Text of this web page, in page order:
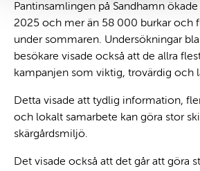
Pantinsamlingen på Sandhamn
2025 och mer än 58 000 burkar och
under sommaren. Undersökningar
besökare visade också att de allra
kampanjen som viktig, trovärdig och
Detta visade att tydlig information,
och lokalt samarbete kan göra stor
skärgårdsmiljö.
Det visade också att det går att göra